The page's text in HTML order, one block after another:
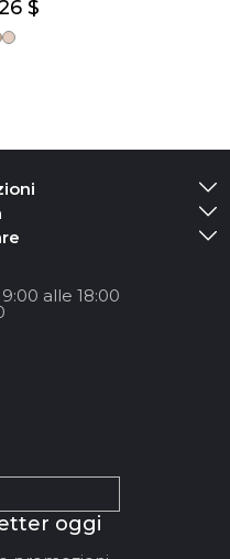
$
alle 18:00
oggi